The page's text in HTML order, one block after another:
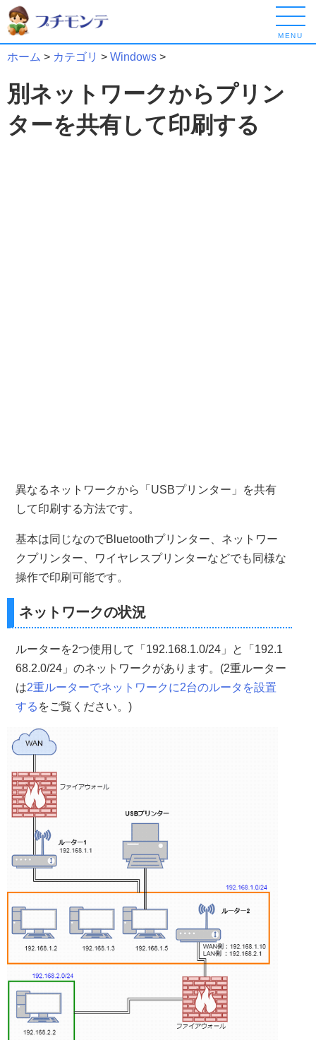
MENU
ホーム > カテゴリ > Windows >
別ネットワークからプリン
ターを共有して印刷する
異なるネットワークから「USBプリンター」を共有
して印刷する方法です。
基本は同じなのでBluetoothプリンター、ネットワー
クプリンター、ワイヤレスプリンターなどでも同様な
操作で印刷可能です。
ネットワークの状況
ルーターを2つ使用して「192.168.1.0/24」と「192.1
68.2.0/24」のネットワークがあります。(2重ルーター
は2重ルーターでネットワークに2台のルータを設置
する をご覧ください。)